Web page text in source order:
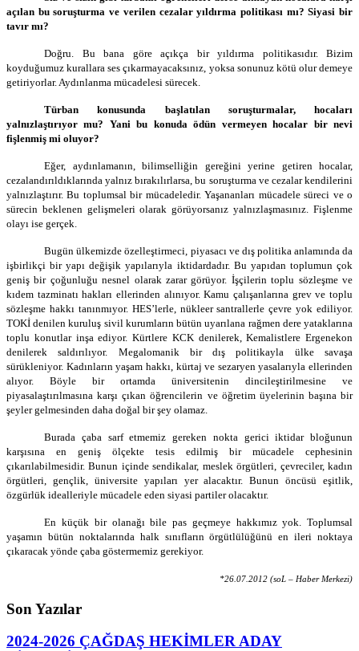
açılan bu soruşturma ve verilen cezalar yıldırma politikası mı? Siyasi bir
tavır mı?
Doğru. Bu bana göre açıkça bir yıldırma politikasıdır. Bizim
koyduğumuz kurallara ses çıkarmayacaksınız, yoksa sonunuz kötü olur demeye
getiriyorlar. Aydınlanma mücadelesi sürecek.
Türban konusunda başlatılan soruşturmalar, hocaları
yalnızlaştırıyor mu? Yani bu konuda ödün vermeyen hocalar bir nevi
fişlenmiş mi oluyor?
Eğer, aydınlamanın, bilimselliğin gereğini yerine getiren hocalar,
cezalandırıldıklarında yalnız bırakılırlarsa, bu soruşturma ve cezalar kendilerini
yalnızlaştırır. Bu toplumsal bir mücadeledir. Yaşananları mücadele süreci ve o
sürecin beklenen gelişmeleri olarak görüyorsanız yalnızlaşmasınız. Fişlenme
olayı ise gerçek.
Bugün ülkemizde özelleştirmeci, piyasacı ve dış politika anlamında da
işbirlikçi bir yapı değişik yapılarıyla iktidardadır. Bu yapıdan toplumun çok
geniş bir çoğunluğu nesnel olarak zarar görüyor. İşçilerin toplu sözleşme ve
kıdem tazminatı hakları ellerinden alınıyor. Kamu çalışanlarına grev ve toplu
sözleşme hakkı tanınmıyor. HES’lerle, nükleer santrallerle çevre yok ediliyor.
TOKİ denilen kuruluş sivil kurumların bütün uyarılana rağmen dere yataklarına
toplu konutlar inşa ediyor. Kürtlere KCK denilerek, Kemalistlere Ergenekon
denilerek saldırılıyor. Megalomanik bir dış politikayla ülke savaşa
sürükleniyor. Kadınların yaşam hakkı, kürtaj ve sezaryen yasalarıyla ellerinden
alıyor. Böyle bir ortamda üniversitenin dincileştirilmesine ve
piyasalaştırılmasına karşı çıkan öğrencilerin ve öğretim üyelerinin başına bir
şeyler gelmesinden daha doğal bir şey olamaz.
Burada çaba sarf etmemiz gereken nokta gerici iktidar bloğunun
karşısına en geniş ölçekte tesis edilmiş bir mücadele cephesinin
çıkarılabilmesidir. Bunun içinde sendikalar, meslek örgütleri, çevreciler, kadın
örgütleri, gençlik, üniversite yapıları yer alacaktır. Bunun öncüsü eşitlik,
özgürlük idealleriyle mücadele eden siyasi partiler olacaktır.
En küçük bir olanağı bile pas geçmeye hakkımız yok. Toplumsal
yaşamın bütün noktalarında halk sınıfların örgütlülüğünü en ileri noktaya
çıkaracak yönde çaba göstermemiz gerekiyor.
*26.07.2012 (soL – Haber Merkezi)
Son Yazılar
2024-2026 ÇAĞDAŞ HEKİMLER ADAY